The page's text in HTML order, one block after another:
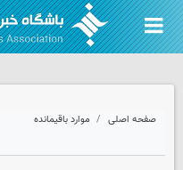
صفحه اصلی موارد باقیمانده